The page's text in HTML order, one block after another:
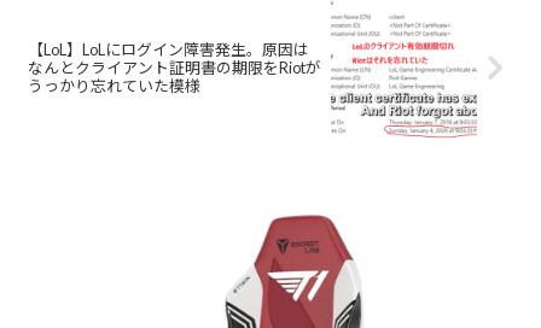
【LoL】LoLにログイン障害発生。原因は
なんとクライアント証明書の期限をRiotが
うっかり忘れていた模様